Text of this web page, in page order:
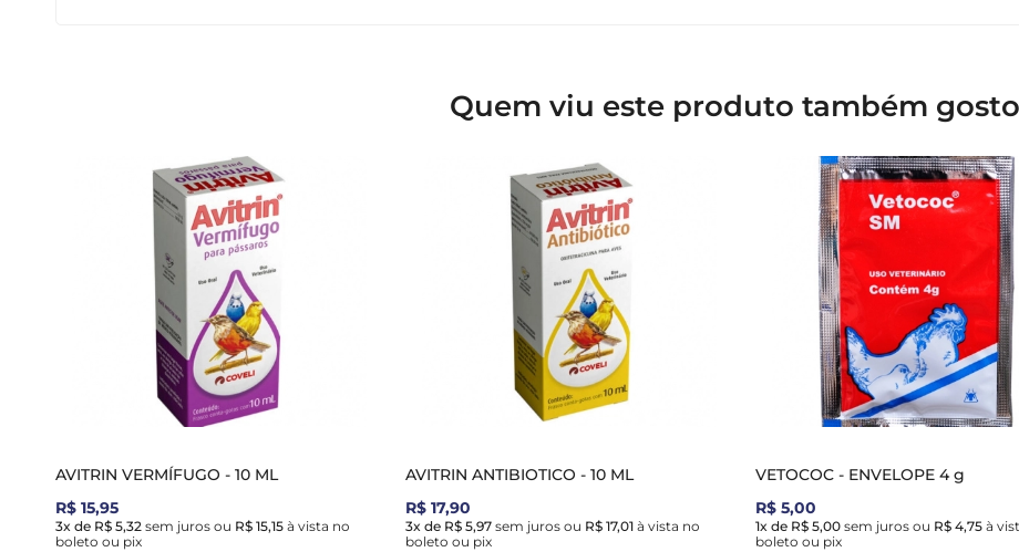
Quem viu este produto também
AVITRIN VERMÍFUGO - 10 ML
R$ 15,95
3x de R$ 5,32 sem juros ou R$ 15,15 à vista no
boleto ou pix
AVITRIN ANTIBIOTICO - 10 ML
R$ 17,90
3x de R$ 5,97 sem juros ou R$ 17,01 à vista no
boleto ou pix
VETOCOC - ENVELOPE 4 g
R$ 5,00
1x de R$ 5,00 sem juros ou R$ 4,75 à
boleto ou pix